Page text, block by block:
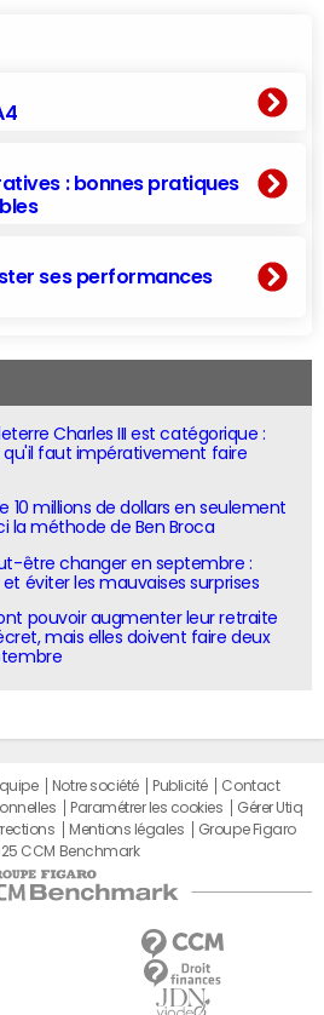
: bonnes pratiques
ses performances
Charles III est catégorique :
faut impérativement faire
10 millions de dollars en seulement
la méthode de Ben Broca
être changer en septembre :
éviter les mauvaises surprises
pouvoir augmenter leur retraite
mais elles doivent faire deux
Notre société Publicité
Contact
Paramétrer les cookies
Gérer Utiq
Mentions légales
Groupe Figaro
CCM Benchmark